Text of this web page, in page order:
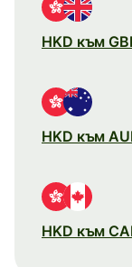
HKD към
HKD към
HKD към